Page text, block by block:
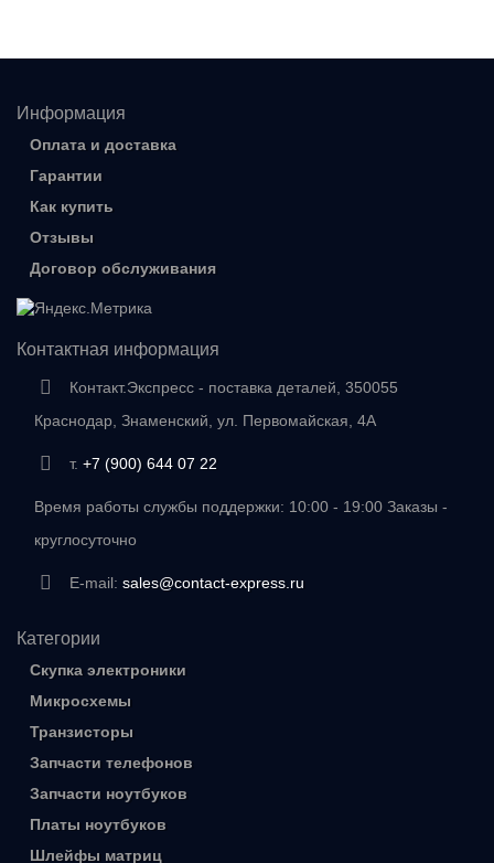
Информация
Оплата и доставка
Гарантии
Как купить
Отзывы
Договор обслуживания
Контактная информация
Контакт.Экспресс - поставка деталей, 350055
Краснодар, Знаменский, ул. Первомайская, 4А
т. +7 (900) 644 07 22
Время работы службы поддержки: 10:00 - 19:00 Заказы -
круглосуточно
E-mail: sales@contact-express.ru
Категории
Скупка электроники
Микросхемы
Транзисторы
Запчасти телефонов
Запчасти ноутбуков
Платы ноутбуков
Шлейфы матриц